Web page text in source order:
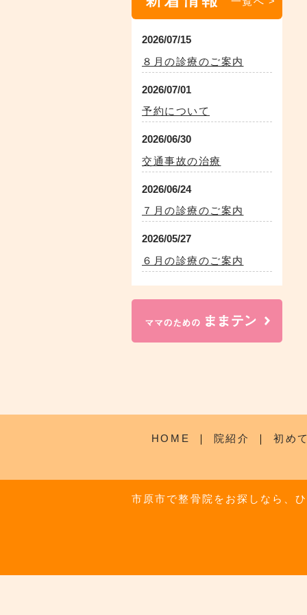
2026/07/15
８月の診療のご案内
2026/07/01
予約について
2026/06/30
交通事故の治療
2026/06/24
７月の診療のご案内
2026/05/27
６月の診療のご案内
HOME ｜ 院紹介 ｜ 初め
市原市で整骨院をお探しなら、